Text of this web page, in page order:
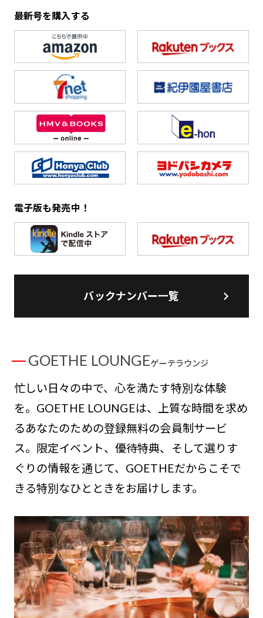
最新号を購入する
電子版も発売中！
バックナンバー一覧
GOETHE LOUNGEゲーテラウンジ
忙しい日々の中で、心を満たす特別な体験
を。GOETHE LOUNGEは、上質な時間を求め
るあなたのための登録無料の会員制サービ
ス。限定イベント、優待特典、そして選りす
ぐりの情報を通じて、GOETHEだからこそで
きる特別なひとときをお届けします。